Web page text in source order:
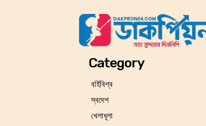
Category
বর্হিবিশ্ব
স্বদেশ
খেলাধূলা